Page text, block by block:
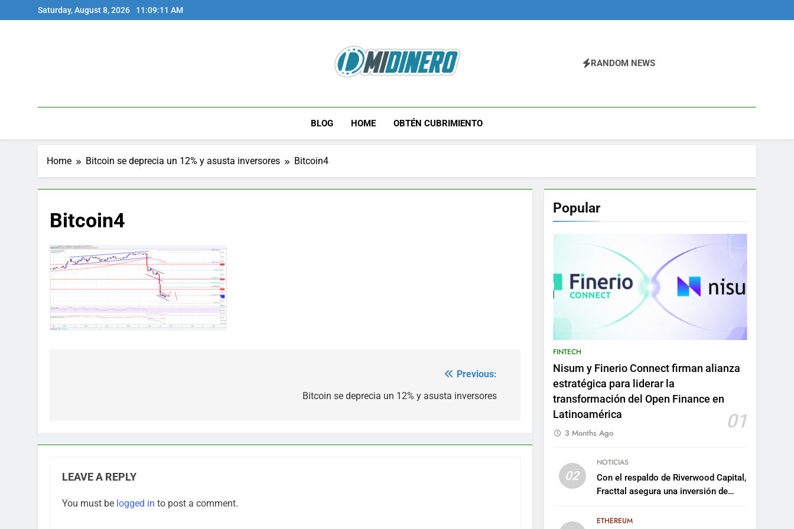
to
Saturday, August 8, 2026 11:09:11 AM
Midinero.co
RANDOM NEWS
BLOG HOME OBTÉN CUBRIMIENTO
Home Bitcoin se deprecia un 12% y asusta inversores Bitcoin4
Bitcoin4
Previous:
Bitcoin se deprecia un 12% y asusta inversores
LEAVE A REPLY
You must be logged in to post a comment.
Popular
FINTECH
Nisum y Finerio Connect firman alianza
estratégica para liderar la
transformación del Open Finance en
Latinoamérica
01
3 Months Ago
02
NOTICIAS
Con el respaldo de Riverwood Capital,
Fracttal asegura una inversión de
plataforma
ETHEREUM